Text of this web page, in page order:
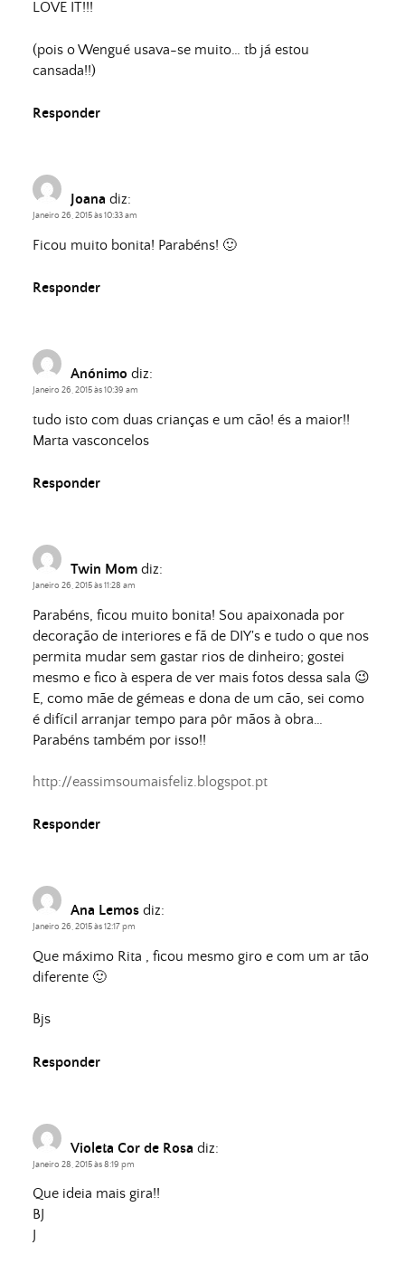
LOVE IT!!!
(pois o Wengué usava-se muito… tb já estou
cansada!!)
Responder
Joana diz:
Janeiro 26, 2015 às 10:33 am
Ficou muito bonita! Parabéns! 🙂
Responder
Anónimo diz:
Janeiro 26, 2015 às 10:39 am
tudo isto com duas crianças e um cão! és a maior!!
Marta vasconcelos
Responder
Twin Mom diz:
Janeiro 26, 2015 às 11:28 am
Parabéns, ficou muito bonita! Sou apaixonada por
decoração de interiores e fã de DIY's e tudo o que nos
permita mudar sem gastar rios de dinheiro; gostei
mesmo e fico à espera de ver mais fotos dessa sala 😉
E, como mãe de gémeas e dona de um cão, sei como
é difícil arranjar tempo para pôr mãos à obra…
Parabéns também por isso!!
http://eassimsoumaisfeliz.blogspot.pt
Responder
Ana Lemos diz:
Janeiro 26, 2015 às 12:17 pm
Que máximo Rita , ficou mesmo giro e com um ar tão
diferente 🙂
Bjs
Responder
Violeta Cor de Rosa diz:
Janeiro 28, 2015 às 8:19 pm
Que ideia mais gira!!
BJ